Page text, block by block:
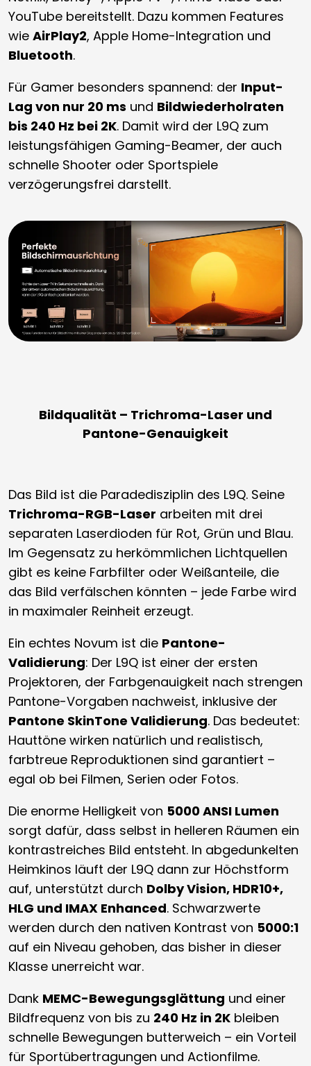
YouTube bereitstellt. Dazu kommen Features
wie AirPlay2, Apple Home-Integration und
Bluetooth.
Für Gamer besonders spannend: der Input-
Lag von nur 20 ms und Bildwiederholraten
bis 240 Hz bei 2K. Damit wird der L9Q zum
leistungsfähigen Gaming-Beamer, der auch
schnelle Shooter oder Sportspiele
verzögerungsfrei darstellt.
Bildqualität – Trichroma-Laser und
Pantone-Genauigkeit
Das Bild ist die Paradedisziplin des L9Q. Seine
Trichroma-RGB-Laser arbeiten mit drei
separaten Laserdioden für Rot, Grün und Blau.
Im Gegensatz zu herkömmlichen Lichtquellen
gibt es keine Farbfilter oder Weißanteile, die
das Bild verfälschen könnten – jede Farbe wird
in maximaler Reinheit erzeugt.
Ein echtes Novum ist die Pantone-
Validierung: Der L9Q ist einer der ersten
Projektoren, der Farbgenauigkeit nach strengen
Pantone-Vorgaben nachweist, inklusive der
Pantone SkinTone Validierung. Das bedeutet:
Hauttöne wirken natürlich und realistisch,
farbtreue Reproduktionen sind garantiert –
egal ob bei Filmen, Serien oder Fotos.
Die enorme Helligkeit von 5000 ANSI Lumen
sorgt dafür, dass selbst in helleren Räumen ein
kontrastreiches Bild entsteht. In abgedunkelten
Heimkinos läuft der L9Q dann zur Höchstform
auf, unterstützt durch Dolby Vision, HDR10+,
HLG und IMAX Enhanced. Schwarzwerte
werden durch den nativen Kontrast von 5000:1
auf ein Niveau gehoben, das bisher in dieser
Klasse unerreicht war.
Dank MEMC-Bewegungsglättung und einer
Bildfrequenz von bis zu 240 Hz in 2K bleiben
schnelle Bewegungen butterweich – ein Vorteil
für Sportübertragungen und Actionfilme.